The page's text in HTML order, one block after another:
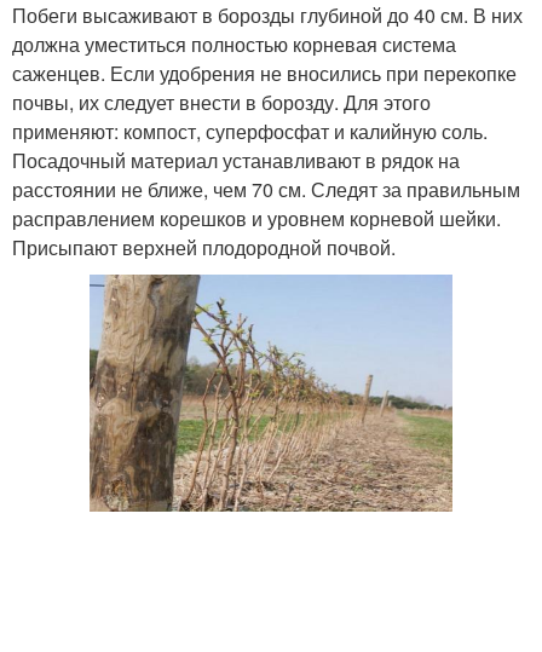
Побеги высаживают в борозды глубиной до 40 см. В них
должна уместиться полностью корневая система
саженцев. Если удобрения не вносились при перекопке
почвы, их следует внести в борозду. Для этого
применяют: компост, суперфосфат и калийную соль.
Посадочный материал устанавливают в рядок на
расстоянии не ближе, чем 70 см. Следят за правильным
расправлением корешков и уровнем корневой шейки.
Присыпают верхней плодородной почвой.